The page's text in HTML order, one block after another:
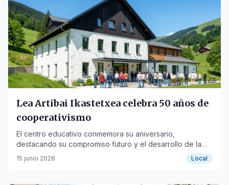
Lea Artibai Ikastetxea celebra 50 años de
cooperativismo
El centro educativo conmemora su aniversario,
destacando su compromiso futuro y el desarrollo de la
comarca.
15 junio 2026 Local